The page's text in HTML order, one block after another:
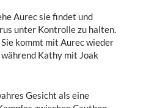
Aurec sie findet und
unter Kontrolle zu halten.
kommt mit Aurec wieder
Kathy mit Joak
Gesicht als eine